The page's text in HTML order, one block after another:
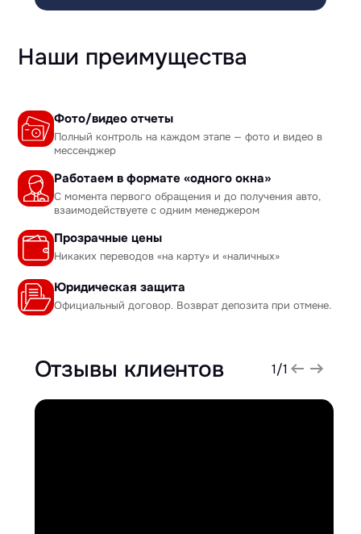
Наши преимущества
Фото/видео отчеты
Полный контроль на каждом этапе — фото и видео в
мессенджер
Работаем в формате «одного окна»
С момента первого обращения и до получения авто,
взаимодействуете с одним менеджером
Прозрачные цены
Никаких переводов «на карту» и «наличных»
Юридическая защита
Официальный договор. Возврат депозита при отмене.
Отзывы клиентов 1/1